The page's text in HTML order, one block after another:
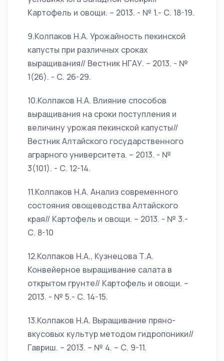
Картофель и овощи. – 2013. - № 1.- С. 18-19.
9.Колпаков Н.А. Урожайность пекинской
капусты при различных сроках
выращивания// Вестник НГАУ. – 2013. - №
1(26). - С. 26-29.
10.Колпаков Н.А. Влияние способов
выращивания на сроки поступления и
величину урожая пекинской капусты//
Вестник Алтайского государственного
аграрного университета. – 2013. - №
3(101). - С. 12-14.
11.Колпаков Н.А. Анализ современного
состояния овощеводства Алтайского
края// Картофель и овощи. – 2013. - № 3.-
С. 8-10
12.Колпаков Н.А., Кузнецова Т.А.
Конвейерное выращивание салата в
открытом грунте// Картофель и овощи. –
2013. - № 5.- С. 14-15.
13.Колпаков Н.А. Выращивание пряно-
вкусовых культур методом гидропоники//
Гавриш. – 2013. – № 4. – С. 9-11.